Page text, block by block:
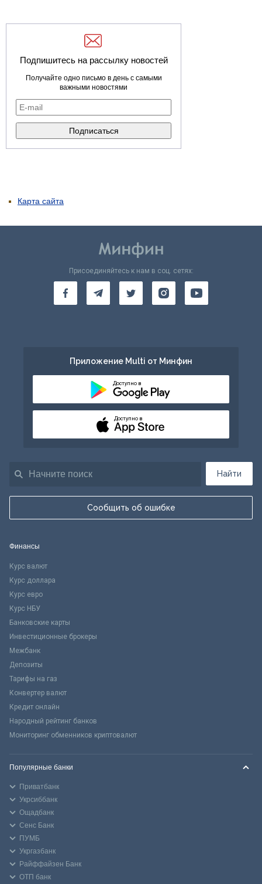
Подпишитесь на рассылку новостей
Получайте одно письмо в день с самыми
важными новостями
Карта сайта
Найти
Сообщить об ошибке
Присоединяйтесь к нам в соц. сетях:
Приложение Multi от Минфин
Доступно в
Доступно в
Финансы
Курс валют
Курс доллара
Курс евро
Курс НБУ
Банковские карты
Инвестиционные брокеры
Межбанк
Депозиты
Тарифы на газ
Конвертер валют
Кредит онлайн
Народный рейтинг банков
Мониторинг обменников криптовалют
Популярные банки
Приватбанк
Укрсиббанк
Ощадбанк
Сенс Банк
ПУМБ
Укргазбанк
Райффайзен Банк
ОТП банк